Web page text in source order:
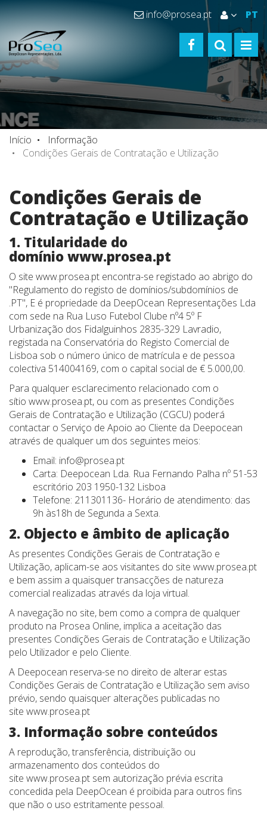
info@prosea.pt PT
FACEBOOK
TOGGLE
Início
Informação
Condições Gerais de Contratação e Utilização
Condições Gerais de
Contratação e Utilização
1. Titularidade do
domínio www.prosea.pt
O site www.prosea.pt encontra-se registado ao abrigo do
"Regulamento do registo de domínios/subdomínios de
.PT", E é propriedade da DeepOcean Representações Lda
com sede na Rua Luso Futebol Clube nº4 5º F
Urbanização dos Fidalguinhos 2835-329 Lavradio,
registada na Conservatória do Registo Comercial de
Lisboa sob o número único de matrícula e de pessoa
colectiva 514004169, com o capital social de € 5.000,00.
Para qualquer esclarecimento relacionado com o
sítio www.prosea.pt, ou com as presentes Condições
Gerais de Contratação e Utilização (CGCU) poderá
contactar o Serviço de Apoio ao Cliente da Deepocean
através de qualquer um dos seguintes meios:
Email: info@prosea.pt
Carta: Deepocean Lda. Rua Fernando Palha nº 51-53
escritório 203 1950-132 Lisboa
Telefone: 211301136- Horário de atendimento: das
9h às18h de Segunda a Sexta.
2. Objecto e âmbito de aplicação
As presentes Condições Gerais de Contratação e
Utilização, aplicam-se aos visitantes do site www.prosea.pt
e bem assim a quaisquer transacções de natureza
comercial realizadas através da loja virtual.
A navegação no site, bem como a compra de qualquer
produto na Prosea Online, implica a aceitação das
presentes Condições Gerais de Contratação e Utilização
pelo Utilizador e pelo Cliente.
A Deepocean reserva-se no direito de alterar estas
Condições Gerais de Contratação e Utilização sem aviso
prévio, sendo quaisquer alterações publicadas no
site www.prosea.pt
3. Informação sobre conteúdos
A reprodução, transferência, distribuição ou
armazenamento dos conteúdos do
site www.prosea.pt sem autorização prévia escrita
concedida pela DeepOcean é proibida para outros fins
que não o uso estritamente pessoal.